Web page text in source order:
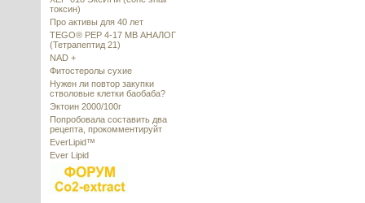
токсин)
Про активы для 40 лет
TEGO® PEP 4-17 MB АНАЛОГ
(Тетрапептид 21)
NAD +
Фитостеролы сухие
Нужен ли повтор закупки
стволовые клетки баобаба?
Эктоин 2000/100г
Попробовала составить два
рецепта, прокомментируйт
EverLipid™
Ever Lipid